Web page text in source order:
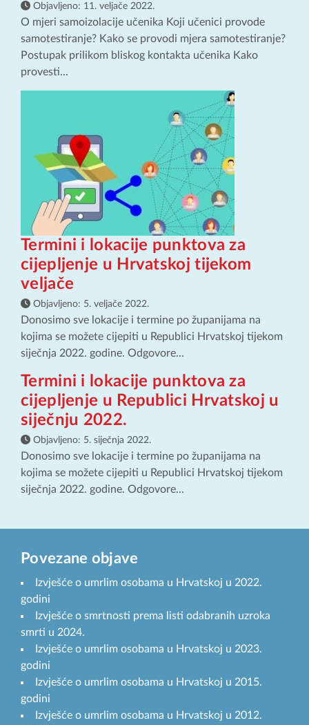
Objavljeno: 11. veljače 2022.
O mjeri samoizolacije učenika Koji učenici provode
samotestiranje? Kako se provodi mjera samotestiranje?
Postupak prilikom bliskog kontakta učenika Kako
provesti...
Termini i lokacije punktova za
cijepljenje u Hrvatskoj tijekom
veljače
Objavljeno: 5. veljače 2022.
Donosimo sve lokacije i termine po županijama na
kojima se možete cijepiti u Republici Hrvatskoj tijekom
siječnja 2022. godine. Odgovore...
Termini i lokacije punktova za
cijepljenje u Republici Hrvatskoj u
siječnju 2022.
Objavljeno: 5. siječnja 2022.
Donosimo sve lokacije i termine po županijama na
kojima se možete cijepiti u Republici Hrvatskoj tijekom
siječnja 2022. godine. Odgovore...
Povezane objave
Izvješće o umrlim osobama u Hrvatskoj u 2022.
godini
Izvješće o smrtnosti prema listi odabranih uzroka
smrti u 2024.
Izvješće o umrlim osobama u Hrvatskoj u 2023.
godini
Izvješće o umrlim osobama u Hrvatskoj u 2015.
godini
Izvješće o umrlim osobama u Hrvatskoj u 2012.